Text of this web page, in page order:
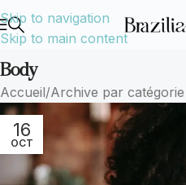
Skip to navigation
Skip to main content
Body
Accueil Archive par
16
OCT